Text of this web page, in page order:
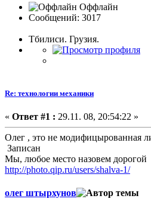
Оффлайн
Сообщений: 3017
Тбилиси. Грузия.
Re: технологии механики
« Ответ #1 : 29.11. 08, 20:54:22 »
Олег , это не модифицырованная
Записан
Мы, любое место назовем дорогой
http://photo.qip.ru/users/shalva-1/
олег штырхунов